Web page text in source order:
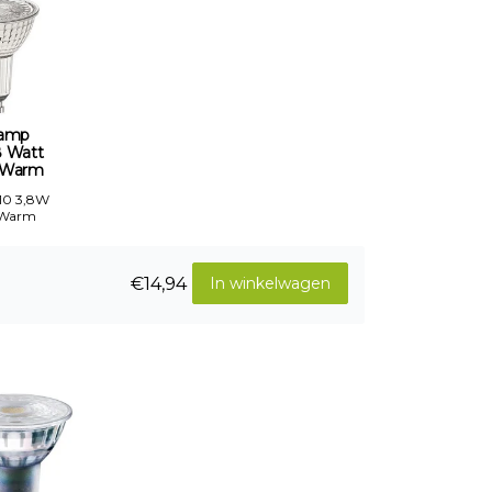
Watt
3,8W
In winkelwagen
€14,94